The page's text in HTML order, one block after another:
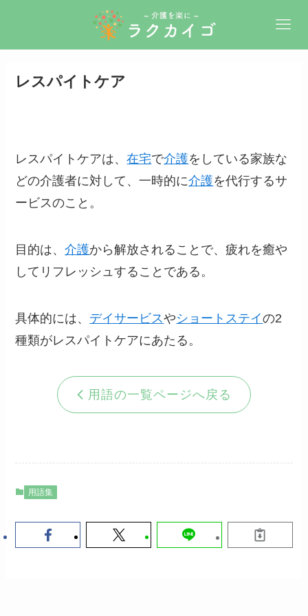
レスパイトケア
レスパイトケアは、在宅で介護をしている家族な
どの介護者に対して、一時的に介護を代行するサ
ービスのこと。
目的は、介護から解放されることで、疲れを癒や
してリフレッシュすることである。
具体的には、 デイサービスやショートステイの2
種類がレスパイトケアにあたる。
用語の一覧ページへ戻る
用語集